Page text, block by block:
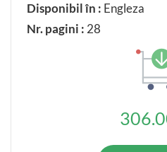
Disponibil în : Engleza
Nr. pagini : 28